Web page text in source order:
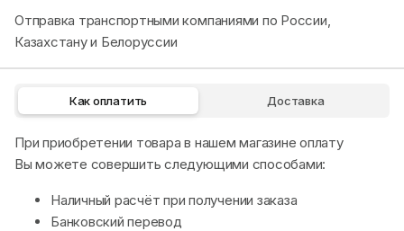
Отправка транспортными компаниями по России,
Казахстану и Белоруссии
Как оплатить Доставка
При приобретении товара в нашем магазине оплату
Вы можете совершить следующими способами:
Наличный расчёт при получении заказа
Банковский перевод